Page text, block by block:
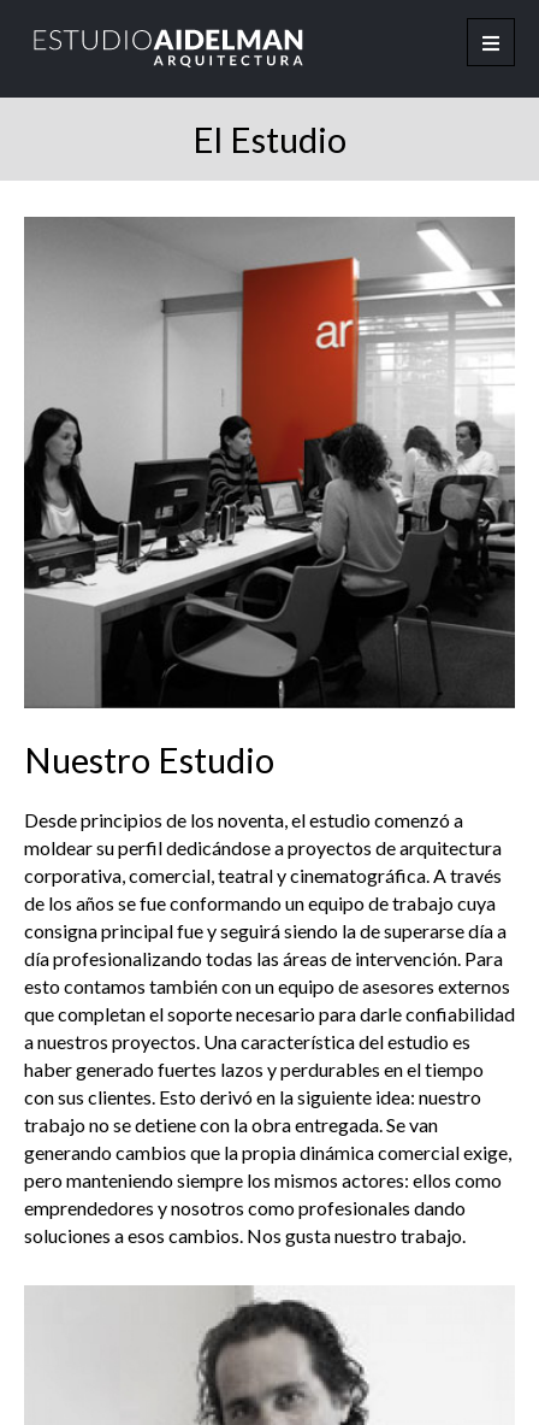
El Estudio
Nuestro Estudio
Desde principios de los noventa, el estudio comenzó a
moldear su perfil dedicándose a proyectos de arquitectura
corporativa, comercial, teatral y cinematográfica. A través
de los años se fue conformando un equipo de trabajo cuya
consigna principal fue y seguirá siendo la de superarse día a
día profesionalizando todas las áreas de intervención. Para
esto contamos también con un equipo de asesores externos
que completan el soporte necesario para darle confiabilidad
a nuestros proyectos. Una característica del estudio es
haber generado fuertes lazos y perdurables en el tiempo
con sus clientes. Esto derivó en la siguiente idea: nuestro
trabajo no se detiene con la obra entregada. Se van
generando cambios que la propia dinámica comercial exige,
pero manteniendo siempre los mismos actores: ellos como
emprendedores y nosotros como profesionales dando
soluciones a esos cambios. Nos gusta nuestro trabajo.